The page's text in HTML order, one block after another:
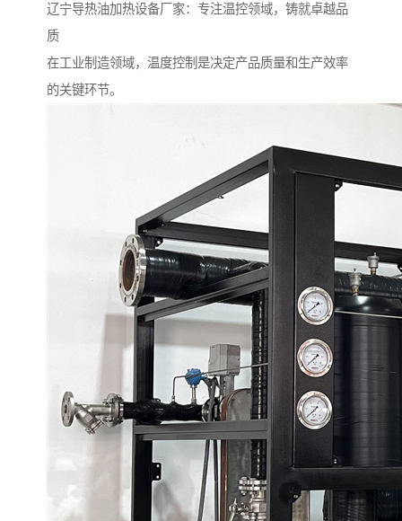
辽宁导热油加热设备厂家：专注温控领域，铸就卓越品
质
在工业制造领域，温度控制是决定产品质量和生产效率
的关键环节。